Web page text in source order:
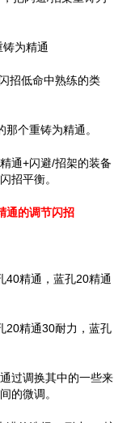
为精通
招低命中熟练的类
个重铸为精通。
通+闪避/招架的装备
招平衡。
通的调节闪招
精通，蓝孔20精通
精通30耐力，蓝孔
过调换其中的一些来
的微调。